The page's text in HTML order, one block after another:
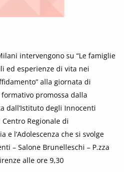
intervengono su “Le famiglie
ed esperienze di vita nei
alla giornata di
promossa dalla
dall’Istituto degli Innocenti
Regionale di
e l’Adolescenza che si svolge
– Salone Brunelleschi – P.zza
alle ore 9,30